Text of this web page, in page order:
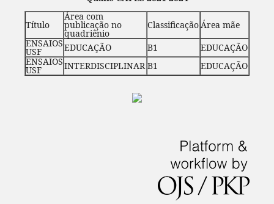
Título
Área com
publicação no
quadriênio
ClassificaçãoÁrea mãe
ENSAIOS
USF EDUCAÇÃO B1
EDUCAÇÃO
ENSAIOS
USF INTERDISCIPLINAR B1 EDUCAÇÃO